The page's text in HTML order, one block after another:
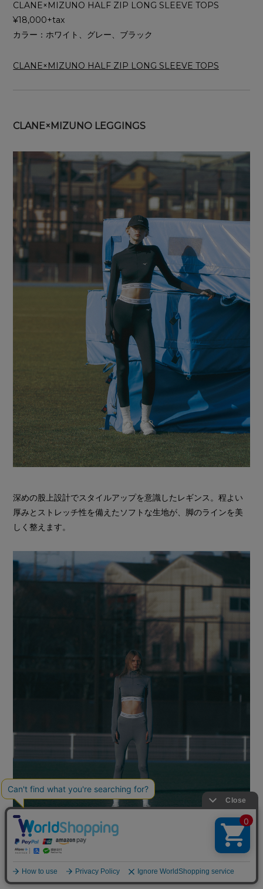
CLANE×MIZUNO HALF ZIP LONG SLEEVE TOPS
¥18,000+tax
カラー：ホワイト、グレー、ブラック
CLANE×MIZUNO HALF ZIP LONG SLEEVE TOPS
CLANE×MIZUNO LEGGINGS
深めの股上設計でスタイルアップを意識したレギンス。程よい
厚みとストレッチ性を備えたソフトな生地が、脚のラインを美
しく整えます。